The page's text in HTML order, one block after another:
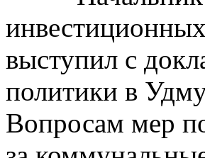
выступил с
политики в
Вопросам мер